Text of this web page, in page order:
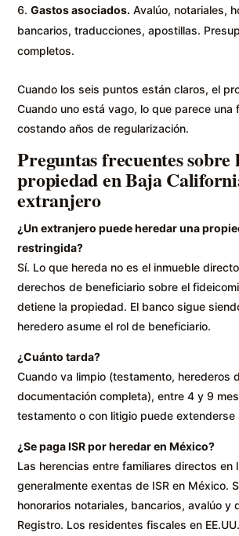
Gastos asociados. Avalúo, notariales,
bancarios, traducciones, apostillas.
completos.
Cuando los seis puntos están claros, el
Cuando uno está vago, lo que parece una
costando años de regularización.
Preguntas frecuentes sobre
propiedad en Baja
extranjero
¿Un extranjero puede heredar una
restringida?
Sí. Lo que hereda no es el inmueble
derechos de beneficiario sobre el
detiene la propiedad. El banco sigue
heredero asume el rol de beneficiario.
¿Cuánto tarda?
Cuando va limpio (testamento, herederos
documentación completa), entre 4 y 9
testamento o con litigio puede extenderse
¿Se paga ISR por heredar en México?
Las herencias entre familiares directos en
generalmente exentas de ISR en México.
honorarios notariales, bancarios, avalúo y
Registro. Los residentes fiscales en